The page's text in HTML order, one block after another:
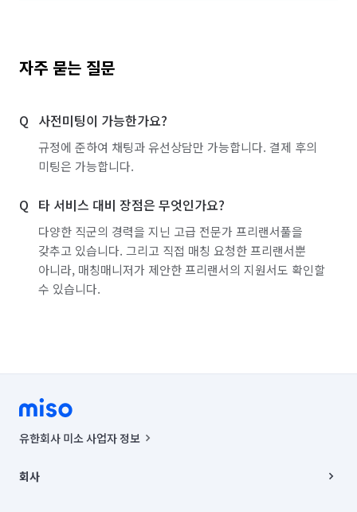
자주 묻는 질문
사전미팅이 가능한가요?
규정에 준하여 채팅과 유선상담만 가능합니다. 결제 후의
미팅은 가능합니다.
타 서비스 대비 장점은 무엇인가요?
다양한 직군의 경력을 지닌 고급 전문가 프리랜서풀을
갖추고 있습니다. 그리고 직접 매칭 요청한 프리랜서뿐
아니라, 매칭매니저가 제안한 프리랜서의 지원서도 확인할
수 있습니다.
유한회사 미소 사업자 정보
00019 |
회사